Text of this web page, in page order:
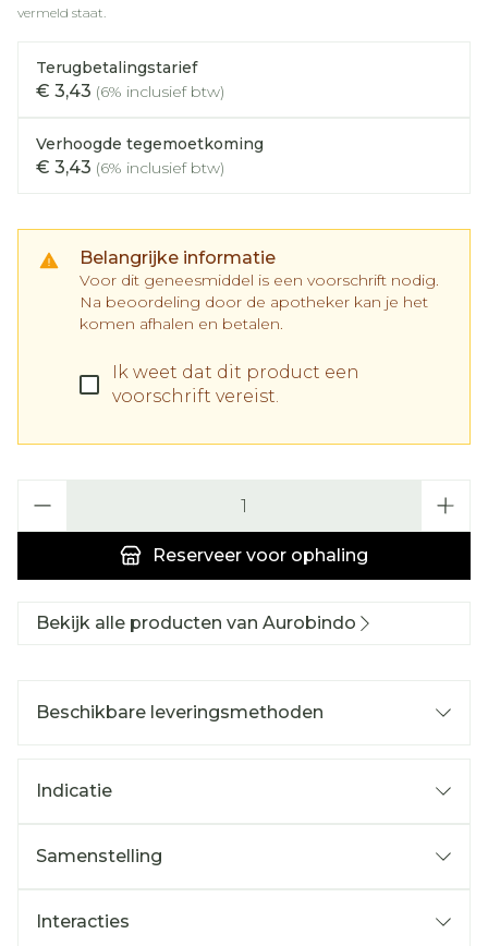
vermeld staat.
Terugbetalingstarief
€ 3,43 (6% inclusief btw)
Verhoogde tegemoetkoming
€ 3,43 (6% inclusief btw)
Belangrijke informatie
Voor dit geneesmiddel is een voorschrift nodig.
Na beoordeling door de apotheker kan je het
komen afhalen en betalen.
Ik weet dat dit product een
voorschrift vereist.
Reserveer voor ophaling
Bekijk alle producten van Aurobindo
Beschikbare leveringsmethoden
Indicatie
Samenstelling
Interacties